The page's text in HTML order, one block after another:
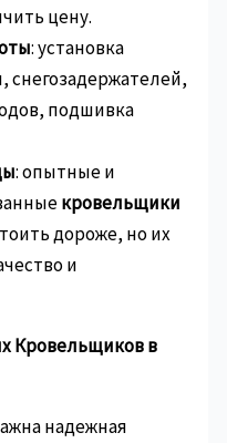
цену.
: установка
снегозадержателей,
подшивка
: опытные и
кровельщики
дороже, но их
и
Кровельщиков в
надежная